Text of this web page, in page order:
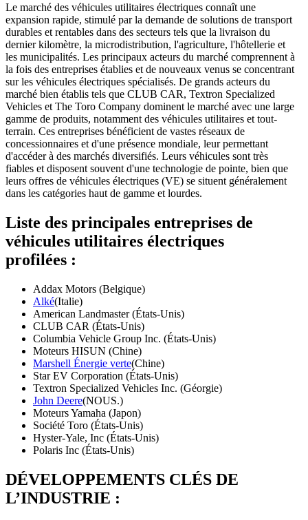
Le marché des véhicules utilitaires électriques connaît une
expansion rapide, stimulé par la demande de solutions de transport
durables et rentables dans des secteurs tels que la livraison du
dernier kilomètre, la microdistribution, l'agriculture, l'hôtellerie et
les municipalités. Les principaux acteurs du marché comprennent à
la fois des entreprises établies et de nouveaux venus se concentrant
sur les véhicules électriques spécialisés. De grands acteurs du
marché bien établis tels que CLUB CAR, Textron Specialized
Vehicles et The Toro Company dominent le marché avec une large
gamme de produits, notamment des véhicules utilitaires et tout-
terrain. Ces entreprises bénéficient de vastes réseaux de
concessionnaires et d'une présence mondiale, leur permettant
d'accéder à des marchés diversifiés. Leurs véhicules sont très
fiables et disposent souvent d'une technologie de pointe, bien que
leurs offres de véhicules électriques (VE) se situent généralement
dans les catégories haut de gamme et lourdes.
Liste des principales entreprises de
véhicules utilitaires électriques
profilées :
Addax Motors (Belgique)
Alké(Italie)
American Landmaster (États-Unis)
CLUB CAR (États-Unis)
Columbia Vehicle Group Inc. (États-Unis)
Moteurs HISUN (Chine)
Marshell Énergie verte(Chine)
Star EV Corporation (États-Unis)
Textron Specialized Vehicles Inc. (Géorgie)
John Deere(NOUS.)
Moteurs Yamaha (Japon)
Société Toro (États-Unis)
Hyster-Yale, Inc (États-Unis)
Polaris Inc (États-Unis)
DÉVELOPPEMENTS CLÉS DE
L’INDUSTRIE :